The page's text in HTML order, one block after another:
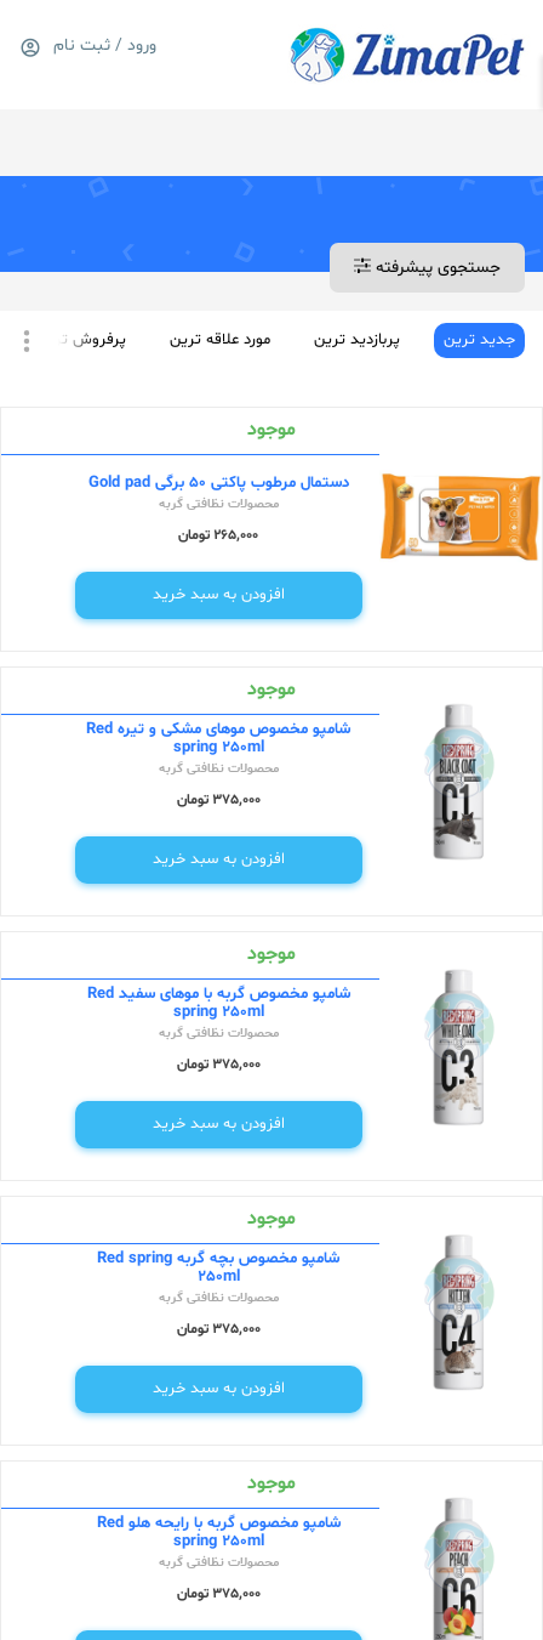
ورود / ثبت نام
جستجوی پیشرفته
جدید ترین پربازدید ترین مورد علاقه ترین پرفروش ترین
موجود
دستمال مرطوب پاکتی 50 برگی Gold pad
محصولات نظافتی گربه
265,000 تومان
افزودن به سبد خرید
موجود
شامپو مخصوص موهای مشکی و تیره Red
spring 250ml
محصولات نظافتی گربه
375,000 تومان
افزودن به سبد خرید
موجود
شامپو مخصوص گربه با موهای سفید Red
spring 250ml
محصولات نظافتی گربه
375,000 تومان
افزودن به سبد خرید
موجود
شامپو مخصوص بچه گربه Red spring
250ml
محصولات نظافتی گربه
375,000 تومان
افزودن به سبد خرید
موجود
شامپو مخصوص گربه با رایحه هلو Red
spring 250ml
محصولات نظافتی گربه
375,000 تومان